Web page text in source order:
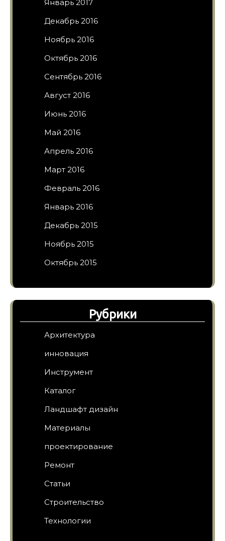
Январь 2017
Декабрь 2016
Ноябрь 2016
Октябрь 2016
Сентябрь 2016
Август 2016
Июнь 2016
Май 2016
Апрель 2016
Март 2016
Февраль 2016
Январь 2016
Декабрь 2015
Ноябрь 2015
Октябрь 2015
Рубрики
Архитектура
инновация
Инструмент
Каталог
Ландшафт дизайн
Материалы
проектирование
Ремонт
Статьи
Строительство
Технологии